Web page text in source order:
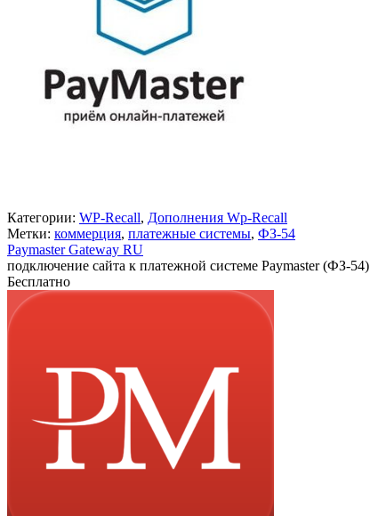
Категории: WP-Recall, Дополнения Wp-Recall
Метки: коммерция, платежные системы, ФЗ-54
Paymaster Gateway RU
подключение сайта к платежной системе Paymaster (ФЗ-54)
Бесплатно